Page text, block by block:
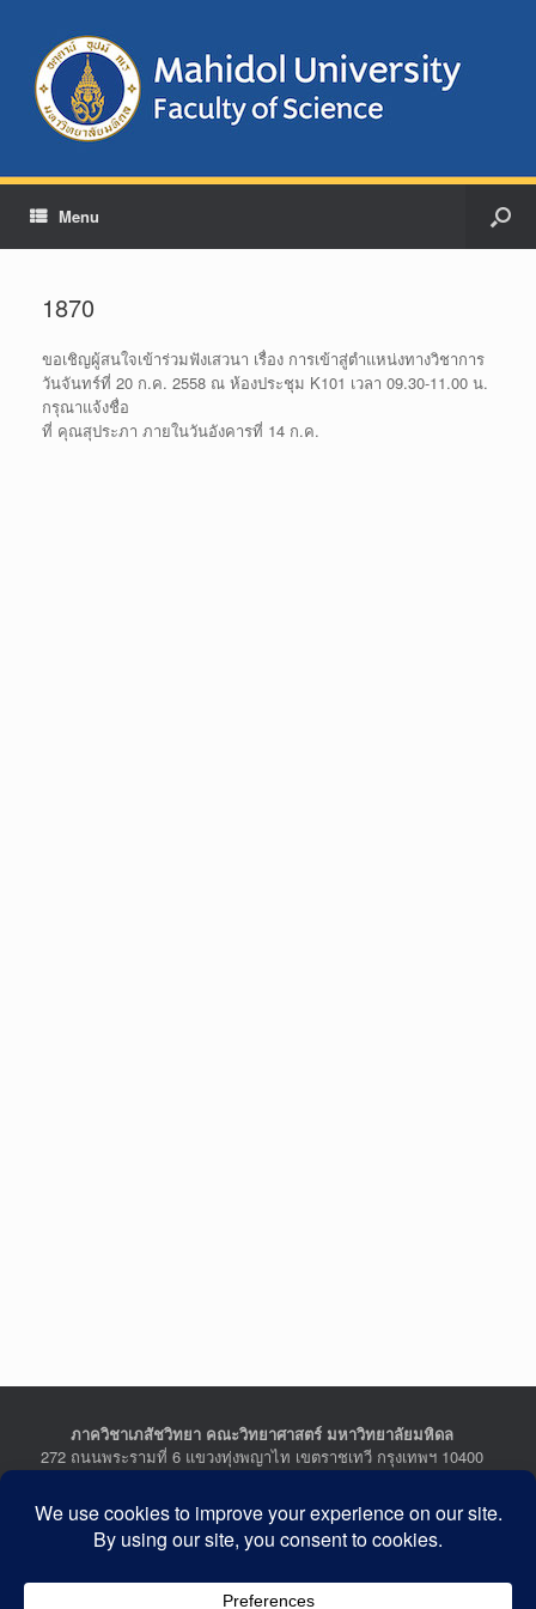
Menu
1870
ขอเชิญผู้สนใจเข้าร่วมฟังเสวนา เรื่อง การเข้าสู่ตำแหน่งทางวิชาการ
วันจันทร์ที่ 20 ก.ค. 2558 ณ ห้องประชุม K101 เวลา 09.30-11.00 น.
กรุณาแจ้งชื่อ
ที่ คุณสุประภา ภายในวันอังคารที่ 14 ก.ค.
ภาควิชาเภสัชวิทยา คณะวิทยาศาสตร์ มหาวิทยาลัยมหิดล
272 ถนนพระรามที่ 6 แขวงทุ่งพญาไท เขตราชเทวี กรุงเทพฯ 10400
Department of Pharmacology, Faculty of Science, Mahidol
University
272 Rama VI Road, Ratchathewi District, Bangkok 10400
Tel : +662-201-5641-2, Fax : +662-354-7157